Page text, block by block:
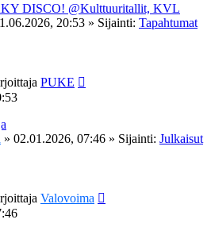
DISCO! @Kulttuuritallit, KVL
20:53 » Sijainti: Tapahtumat
PUKE
» 02.01.2026, 07:46 » Sijainti: Julkaisut
Valovoima